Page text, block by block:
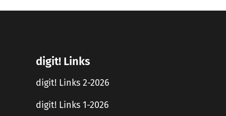
digit! Links
digit! Links 2-2026
digit! Links 1-2026